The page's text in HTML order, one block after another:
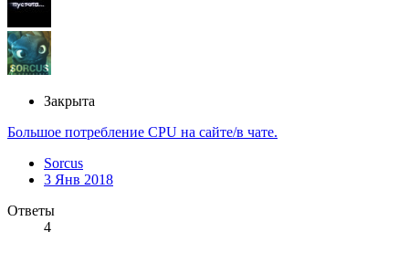
Закрыта
Большое потребление CPU на сайте/в чате.
Sorcus
3 Янв 2018
Ответы
4